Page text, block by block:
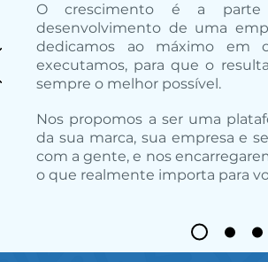
O crescimento é a parte
desenvolvimento de uma
dedicamos ao máximo em
executamos, para que o
sempre o melhor possível.
Nos propomos a ser uma
da sua marca, sua empresa e
com a gente, e nos
o que realmente importa para